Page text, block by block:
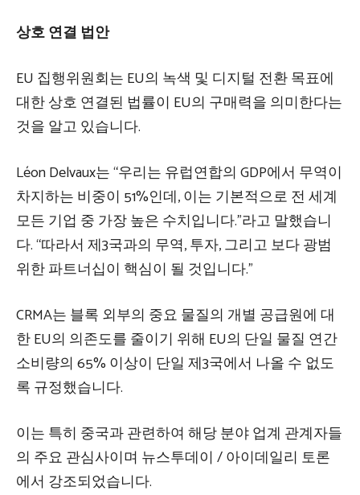
상호 연결 법안
EU 집행위원회는 EU의 녹색 및 디지털 전환 목표에
대한 상호 연결된 법률이 EU의 구매력을 의미한다는
것을 알고 있습니다.
Léon Delvaux는 “우리는 유럽연합의 GDP에서 무역이
차지하는 비중이 51%인데, 이는 기본적으로 전 세계
모든 기업 중 가장 높은 수치입니다.”라고 말했습니
다. “따라서 제3국과의 무역, 투자, 그리고 보다 광범
위한 파트너십이 핵심이 될 것입니다.”
CRMA는 블록 외부의 중요 물질의 개별 공급원에 대
한 EU의 의존도를 줄이기 위해 EU의 단일 물질 연간
소비량의 65% 이상이 단일 제3국에서 나올 수 없도
록 규정했습니다.
이는 특히 중국과 관련하여 해당 분야 업계 관계자들
의 주요 관심사이며 뉴스투데이 / 아이데일리 토론
에서 강조되었습니다.